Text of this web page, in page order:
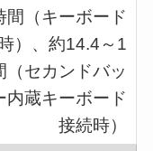
間（キーボード
）、約14.4～1
（セカンドバッ
内蔵キーボード
接続時）